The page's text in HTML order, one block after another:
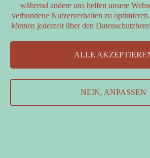
während andere uns helfen unsere
verbundene Nutzerverhalten zu
können jederzeit über den
ALLE
NEIN, ANPASSEN